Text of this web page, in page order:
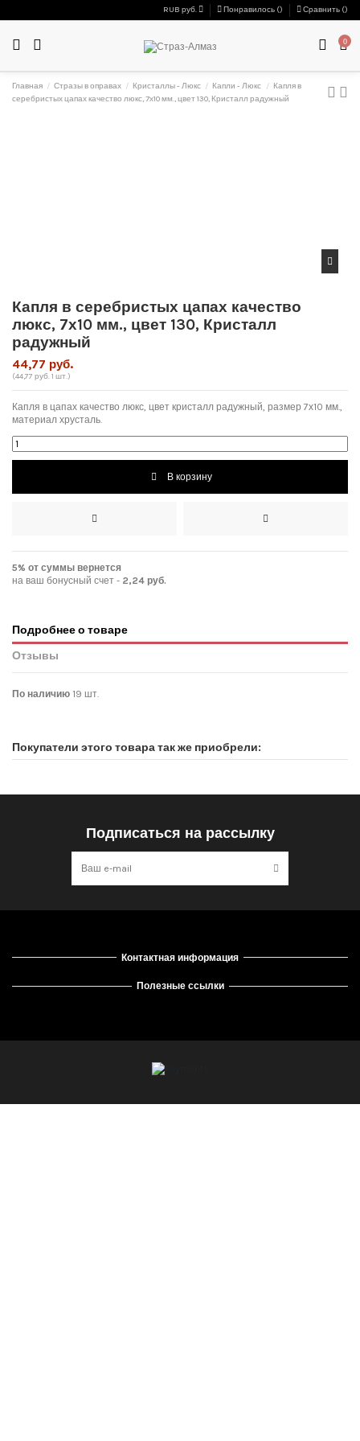
RUB руб. Понравилось () Сравнить ()
0
Главная Стразы в оправах Кристаллы - Люкс Капли - Люкс
Капля в
серебристых цапах качество люкс, 7х10 мм., цвет 130, Кристалл радужный
Капля в серебристых цапах качество
люкс, 7х10 мм., цвет 130, Кристалл
радужный
44,77 руб.
(44,77 руб. 1 шт.)
Капля в цапах качество люкс, цвет кристалл радужный, размер 7х10 мм.,
материал хрусталь.
В корзину
5% от суммы вернется
на ваш бонусный счет - 2,24 руб.
Подробнее о товаре
Отзывы
По наличию 19 шт.
Покупатели этого товара так же приобрели:
Подписаться на рассылку
Контактная информация
Полезные ссылки